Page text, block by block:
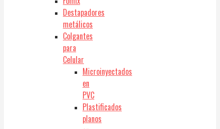
Destapadores
metálicos
Colgantes
para
Celular
Microinyectados
en
PVC
Plastificados
planos